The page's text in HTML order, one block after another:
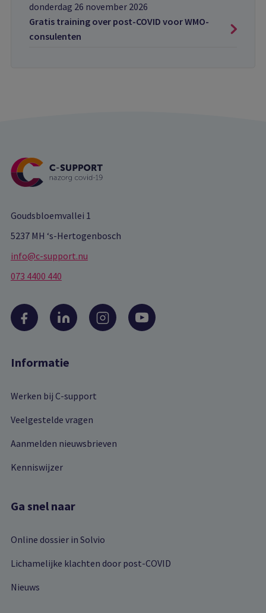
donderdag 26 november 2026
Gratis training over post-COVID voor WMO-
consulenten
Goudsbloemvallei 1
5237 MH ‘s-Hertogenbosch
info@c-support.nu
073 4400 440
Informatie
Werken bij C-support
Veelgestelde vragen
Aanmelden nieuwsbrieven
Kenniswijzer
Ga snel naar
Online dossier in Solvio
Lichamelijke klachten door post-COVID
Nieuws